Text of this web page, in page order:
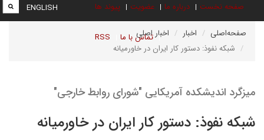
صفحه نخست درباره ما عضویت پیوند ها
تماس با ما RSS
ENGLISH
صفحه‌اصلی اخبار
اخبار اصلی
شبکه نفوذ: دستور کار ایران در خاورمیانه
میزگرد اندیشکده آمریکایی "شورای روابط خارجی"
شبکه نفوذ: دستور کار ایران در خاورمیانه